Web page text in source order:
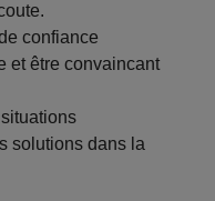
confiance
et être convaincant
solutions dans la